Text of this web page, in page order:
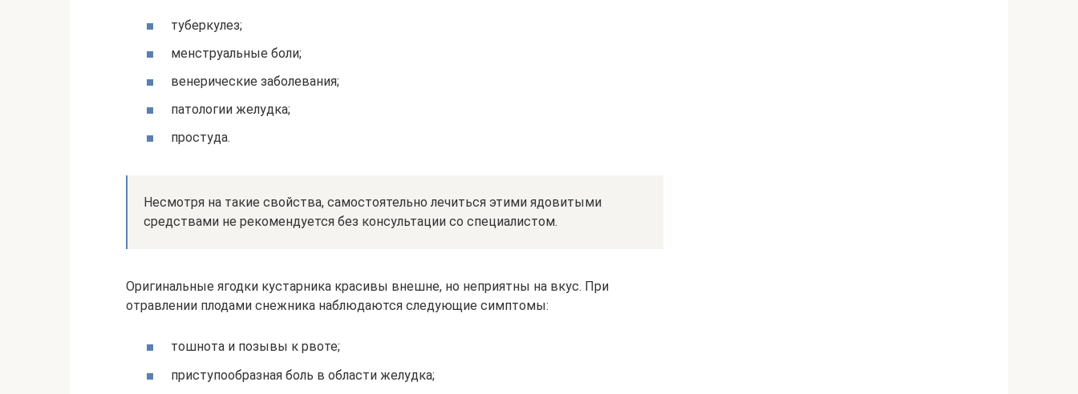
туберкулез;
менструальные боли;
венерические заболевания;
патологии желудка;
простуда.
Несмотря на такие свойства, самостоятельно лечиться этими ядовитыми
средствами не рекомендуется без консультации со специалистом.
Оригинальные ягодки кустарника красивы внешне, но неприятны на вкус. При
отравлении плодами снежника наблюдаются следующие симптомы:
тошнота и позывы к рвоте;
приступообразная боль в области желудка;